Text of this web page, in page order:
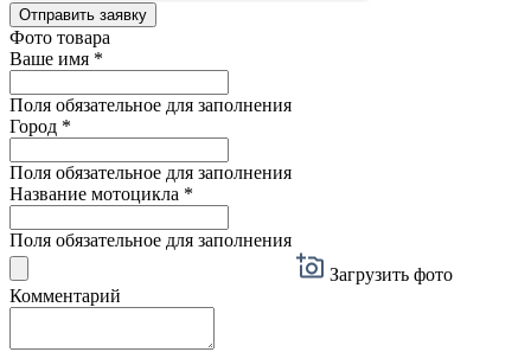
Отправить заявку
Фото товара
Ваше имя *
Поля обязательное для заполнения
Город *
Поля обязательное для заполнения
Название мотоцикла *
Поля обязательное для заполнения
Загрузить фото
Комментарий